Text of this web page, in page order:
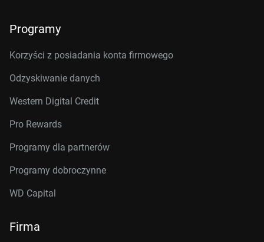
Programy
Korzyści z posiadania konta firmowego
Odzyskiwanie danych
Western Digital Credit
Pro Rewards
Programy dla partnerów
Programy dobroczynne
WD Capital
Firma